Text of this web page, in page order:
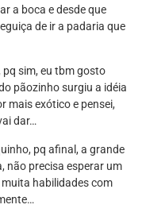
a boca e desde que
de ir a padaria que
sim, eu tbm gosto
pãozinho surgiu a idéia
mais exótico e pensei,
dar…
pq afinal, a grande
não precisa esperar um
habilidades com